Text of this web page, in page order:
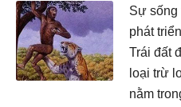
Sự sống
phát
Trái đất
loại trừ
nằm